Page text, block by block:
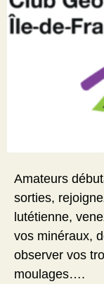
Amateurs
sorties,
lutétienne,
vos minéraux,
observer vos
moulages….